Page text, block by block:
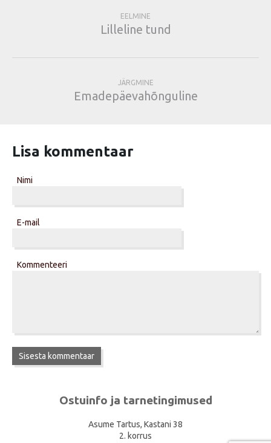
EELMINE
Lilleline tund
JÄRGMINE
Emadepäevahõnguline
Lisa kommentaar
Nimi
E-mail
Kommenteeri
Ostuinfo ja tarnetingimused
Asume Tartus, Kastani 38
2. korrus